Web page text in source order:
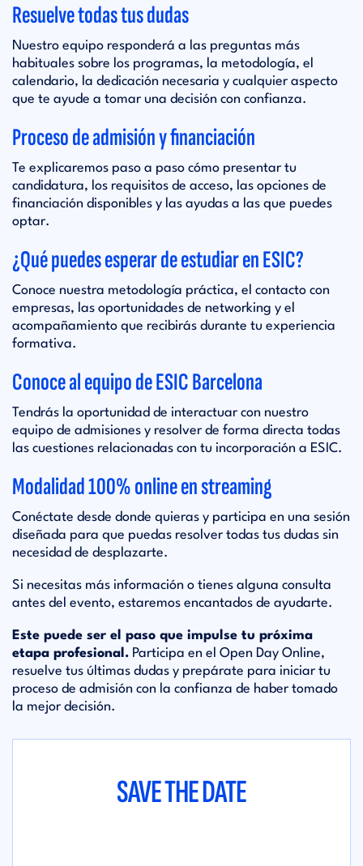
Resuelve todas tus dudas
Nuestro equipo responderá a las preguntas más
habituales sobre los programas, la metodología, el
calendario, la dedicación necesaria y cualquier aspecto
que te ayude a tomar una decisión con confianza.
Proceso de admisión y financiación
Te explicaremos paso a paso cómo presentar tu
candidatura, los requisitos de acceso, las opciones de
financiación disponibles y las ayudas a las que puedes
optar.
¿Qué puedes esperar de estudiar en ESIC?
Conoce nuestra metodología práctica, el contacto con
empresas, las oportunidades de networking y el
acompañamiento que recibirás durante tu experiencia
formativa.
Conoce al equipo de ESIC Barcelona
Tendrás la oportunidad de interactuar con nuestro
equipo de admisiones y resolver de forma directa todas
las cuestiones relacionadas con tu incorporación a ESIC.
Modalidad 100% online en streaming
Conéctate desde donde quieras y participa en una sesión
diseñada para que puedas resolver todas tus dudas sin
necesidad de desplazarte.
Si necesitas más información o tienes alguna consulta
antes del evento, estaremos encantados de ayudarte.
Este puede ser el paso que impulse tu próxima
etapa profesional. Participa en el Open Day Online,
resuelve tus últimas dudas y prepárate para iniciar tu
proceso de admisión con la confianza de haber tomado
la mejor decisión.
SAVE THE DATE